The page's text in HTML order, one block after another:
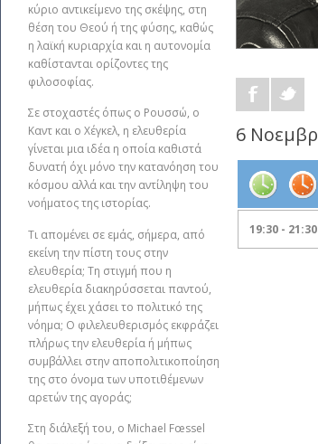
κύριο αντικείμενο της σκέψης, στη
θέση του Θεού ή της φύσης, καθώς
η λαϊκή κυριαρχία και η αυτονομία
καθίστανται ορίζοντες της
φιλοσοφίας.
Σε στοχαστές όπως ο Ρουσσώ, ο
Καντ και ο Χέγκελ, η ελευθερία
γίνεται μια ιδέα η οποία καθιστά
δυνατή όχι μόνο την κατανόηση του
κόσμου αλλά και την αντίληψη του
νοήματος της ιστορίας.
Τι απομένει σε εμάς, σήμερα, από
εκείνη την πίστη τους στην
ελευθερία; Τη στιγμή που η
ελευθερία διακηρύσσεται παντού,
μήπως έχει χάσει το πολιτικό της
νόημα; Ο φιλελευθερισμός εκφράζει
πλήρως την ελευθερία ή μήπως
συμβάλλει στην αποπολιτικοποίηση
της στο όνομα των υποτιθέμενων
αρετών της αγοράς;
Στη διάλεξή του, ο Michael Fœssel
6
19:30 - 21:30